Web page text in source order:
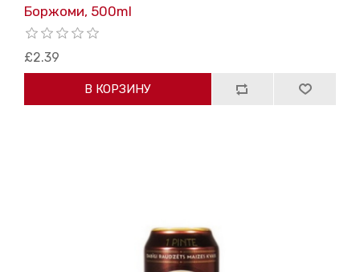
Боржоми, 500ml
£2.39
В КОРЗИНУ